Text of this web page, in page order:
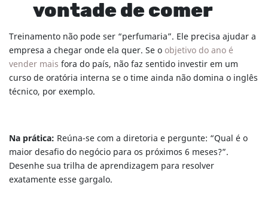
vontade de comer
Treinamento não pode ser “perfumaria”. Ele precisa ajudar a
empresa a chegar onde ela quer. Se o objetivo do ano é
vender mais fora do país, não faz sentido investir em um
curso de oratória interna se o time ainda não domina o inglês
técnico, por exemplo.
Na prática: Reúna-se com a diretoria e pergunte: “Qual é o
maior desafio do negócio para os próximos 6 meses?”.
Desenhe sua trilha de aprendizagem para resolver
exatamente esse gargalo.